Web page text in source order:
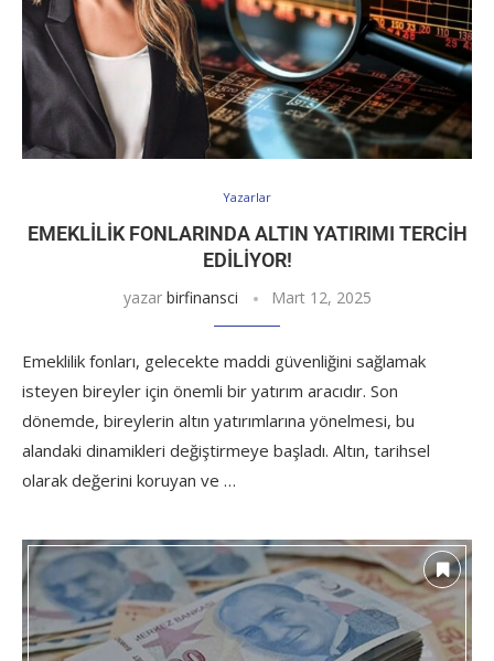
Yazarlar
EMEKLILIK FONLARINDA ALTIN YATIRIMI TERCIH
EDILIYOR!
yazar birfinansci Mart 12, 2025
Emeklilik fonları, gelecekte maddi güvenliğini sağlamak
isteyen bireyler için önemli bir yatırım aracıdır. Son
dönemde, bireylerin altın yatırımlarına yönelmesi, bu
alandaki dinamikleri değiştirmeye başladı. Altın, tarihsel
olarak değerini koruyan ve …